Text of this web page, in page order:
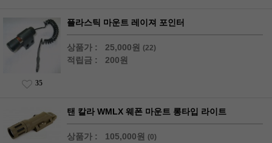
플라스틱 마운트 레이져 포인터
상품가 : 25,000원 (22)
적립금 : 200원
35
탠 칼라 WMLX 웨폰 마운트 롱타입 라이트
상품가 : 105,000원 (0)